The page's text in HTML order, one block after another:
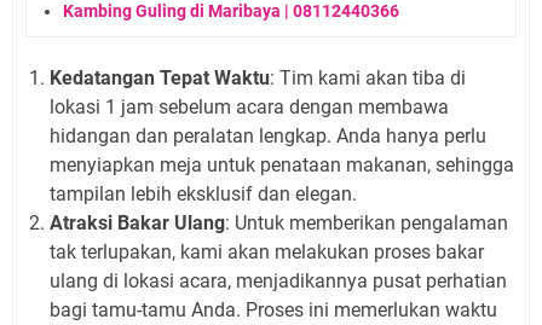
Kambing Guling di Maribaya | 08112440366
Kedatangan Tepat Waktu: Tim kami akan tiba di
lokasi 1 jam sebelum acara dengan membawa
hidangan dan peralatan lengkap. Anda hanya perlu
menyiapkan meja untuk penataan makanan, sehingga
tampilan lebih eksklusif dan elegan.
Atraksi Bakar Ulang: Untuk memberikan pengalaman
tak terlupakan, kami akan melakukan proses bakar
ulang di lokasi acara, menjadikannya pusat perhatian
bagi tamu-tamu Anda. Proses ini memerlukan waktu